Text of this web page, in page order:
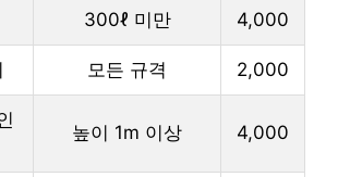
300ℓ 미만 4,000
모든 규격 2,000
높이 1m 이상 4,000